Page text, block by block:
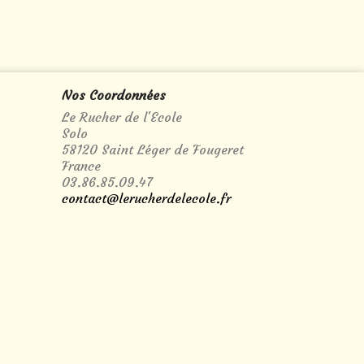
Nos Coordonnées
Le Rucher de l'Ecole
Solo
58120 Saint Léger de Fougeret
France
03.86.85.09.47
contact@lerucherdelecole.fr